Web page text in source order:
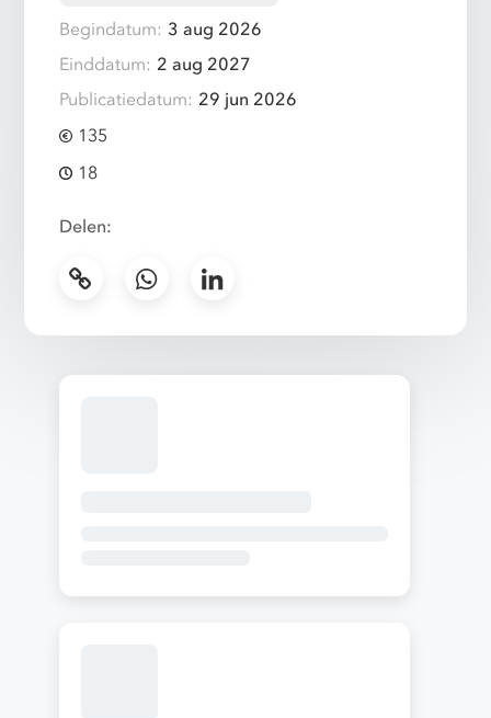
Begindatum: 3 aug 2026
Einddatum: 2 aug 2027
Publicatiedatum: 29 jun 2026
135
18
Delen: